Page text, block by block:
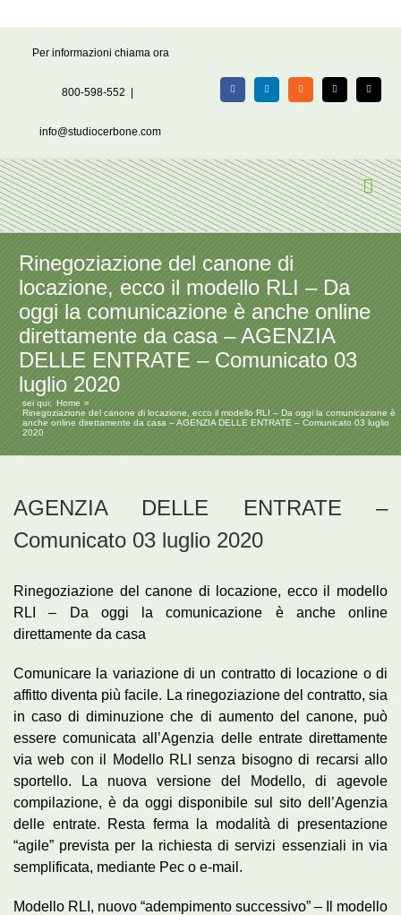
Per informazioni chiama ora
800-598-552
info@studiocerbone.com
FacebookLinkedIn Rss X Email
Rinegoziazione del canone di
locazione, ecco il modello RLI – Da
oggi la comunicazione è anche online
direttamente da casa – AGENZIA
DELLE ENTRATE – Comunicato 03
luglio 2020
sei qui: Home
Rinegoziazione del canone di locazione, ecco il modello RLI – Da oggi la comunicazione è
anche online direttamente da casa – AGENZIA DELLE ENTRATE – Comunicato 03 luglio
2020
AGENZIA DELLE ENTRATE –
Comunicato 03 luglio 2020
Rinegoziazione del canone di locazione, ecco il modello
RLI – Da oggi la comunicazione è anche online
direttamente da casa
Comunicare la variazione di un contratto di locazione o di
affitto diventa più facile. La rinegoziazione del contratto, sia
in caso di diminuzione che di aumento del canone, può
essere comunicata all’Agenzia delle entrate direttamente
via web con il Modello RLI senza bisogno di recarsi allo
sportello. La nuova versione del Modello, di agevole
compilazione, è da oggi disponibile sul sito dell’Agenzia
delle entrate. Resta ferma la modalità di presentazione
“agile” prevista per la richiesta di servizi essenziali in via
semplificata, mediante Pec o e-mail.
Modello RLI, nuovo “adempimento successivo” – Il modello